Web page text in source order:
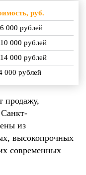
руб.
000 рублей
000 рублей
000 рублей
000 рублей
продажу,
Санкт-
из
высокопрочных
современных